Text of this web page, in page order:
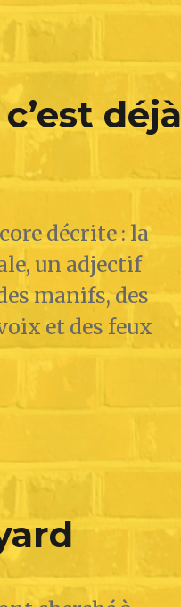
déjà
décrite : la
un adjectif
manifs, des
et des feux